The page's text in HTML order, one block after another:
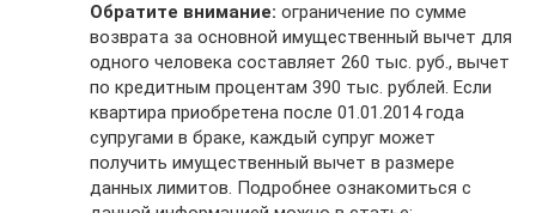
Обратите внимание: ограничение по сумме
возврата за основной имущественный вычет для
одного человека составляет 260 тыс. руб., вычет
по кредитным процентам 390 тыс. рублей. Если
квартира приобретена после 01.01.2014 года
супругами в браке, каждый супруг может
получить имущественный вычет в размере
данных лимитов. Подробнее ознакомиться с